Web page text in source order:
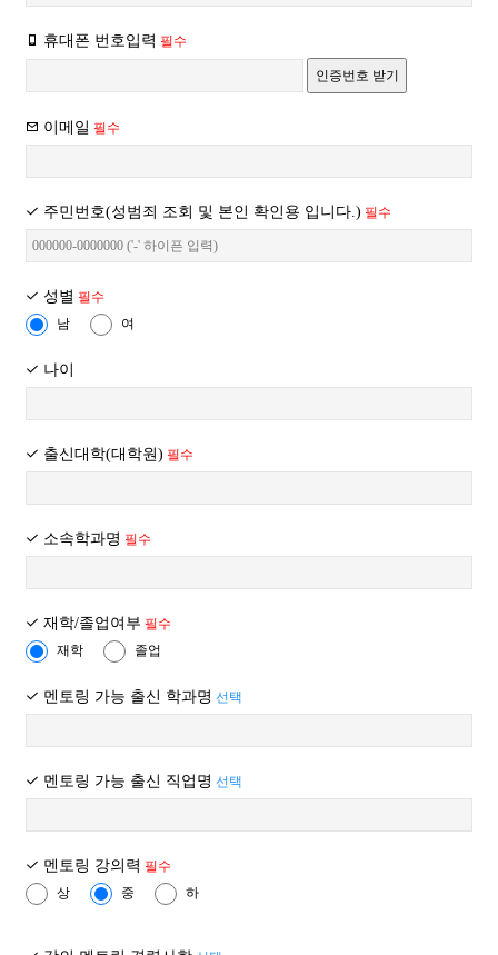
신고번호, 개인정보관리책임자등을 이용자가 쉽게 알 수 있도록 00
사이버몰의 초기 서비스화면(전면)에 게시합니다. 다만, 약관의
내용은 이용자가 연결화면을 통하여 볼 수 있도록 할 수 있습니다.
② “몰은 이용자가 약관에 동의하기에 앞서 약관에 정하여져 있는
제공하여 이용자의 확인을 구하여야 합니다.
「약관의 규제에 관한 법률」, 「전자문서 및 전자거래기본법」,
「전자금융거래법」, 「전자서명법」, 「정보통신망 이용촉진 및
「소비자기본법」 등 관련 법을 위배하지 않는 범위에서 이 약관을
④ “몰”이 약관을 개정할 경우에는 적용일자 및 개정사유를
이전부터 적용일자 전일까지 공지합니다. 다만, 이용자에게
불리하게 약관내용을 변경하는 경우에는 최소한 30일 이상의 사전
유예기간을 두고 공지합니다. 이 경우 "몰“은 개정 전 내용과 개정
⑤ “몰”이 약관을 개정할 경우에는 그 개정약관은 그 적용일자
이후에 체결되는 계약에만 적용되고 그 이전에 이미 체결된 계약에
계약을 체결한 이용자가 개정약관 조항의 적용을 받기를 원하는
관한 법률, 공정거래위원회가 정하는 전자상거래 등에서의 소비자
보호지침 및 관계법령 또는 상관례에 따릅니다.
1. "개인정보"의 범위는
정보통신망이용촉진및정보보호등에관한법률에서 규정하는 내용에
성명, 주민등록번호 등의 사항에 의하여 당해 개인을 식별할 수 있는
의미합니다.
2. OOOO는 이용자 확인, 대금결제, 이용 서비스의 소유자 확인,
회원들의 개인정보를 수집ㆍ이용 합니다. 수집하는 개인정보 항목에
따른 구체적인 수집목적 및 이용 목적은
- 성명, 아이디, 비밀번호, 주민등록번호/사업자등록번호 : 회원제
확인
- 이메일주소, 전화번호, 팩스번호 : 도메인 관리 규정에 따른 필수
정보 확보, 고지사항 전달, 불만처리 등을 위한 원활한 의사 소통
- 주소 : 도메인 정보조회 제공, 청구서 및 쇼핑몰 물품 배송에 대한
분석하여 등급별 차등화된 가격 혜택 적용. 고객께서는
웹브라우저에서 옵션을 설정함으로써 쿠키가 저장될 때마다 확인을
쿠키의 저장을 거부할 경우 웹서비스 이용이 제한될 수 있습니다.
및 민족, 사상 및 신조, 출신지 및 본적 지, 정치적 성향 및 범죄기록,
5. 개인정보의 보유 기간은 "회원이 OOOO에 가입하는 순간부터 해지
신청 순간까지"입니다. OOOO의 회원DB는 탈퇴신청자의 개인정보가
탈퇴 즉시 삭제토록 되어 있습니다.
단, 수집목적 및 제공받은 목적이 달성된 경우에도 법률의 규정에
휴대폰 번호입력 필수
인증번호 받기
이메일 필수
주민번호(성범죄 조회 및 본인 확인용 입니다.) 필수
성별 필수
남
여
나이
출신대학(대학원) 필수
소속학과명 필수
재학/졸업여부 필수
재학
졸업
멘토링 가능 출신 학과명 선택
멘토링 가능 출신 직업명 선택
멘토링 강의력 필수
상
중 하